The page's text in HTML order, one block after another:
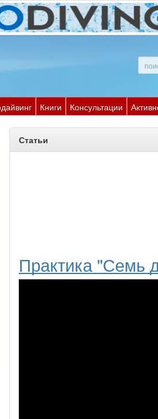
Книги Консультации
Статьи
Практика "Семь